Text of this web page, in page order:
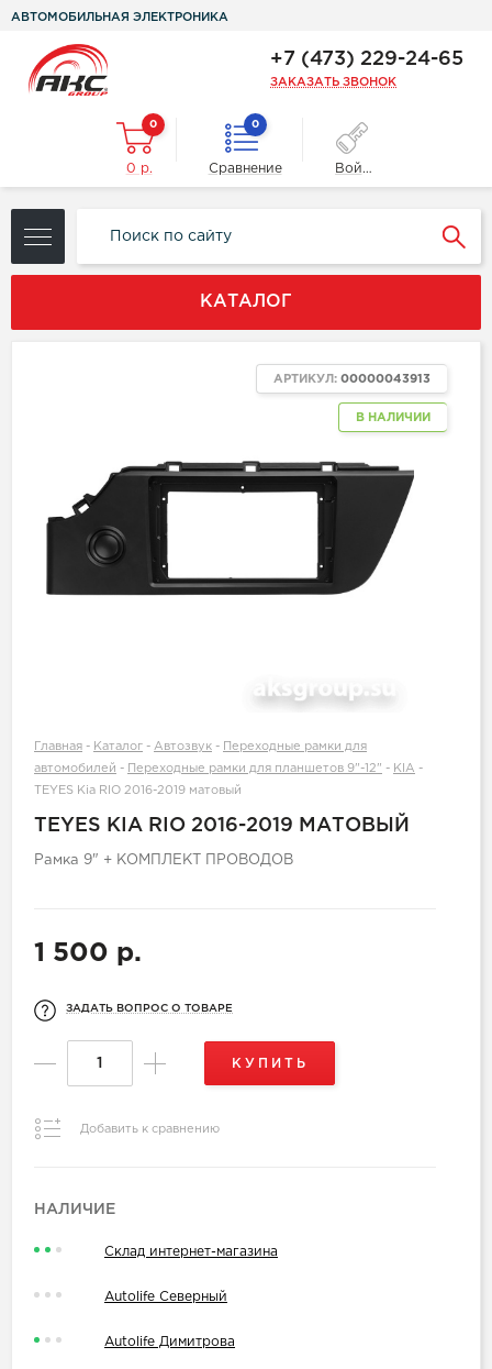
АВТОМОБИЛЬНАЯ ЭЛЕКТРОНИКА
+7 (473) 229-24-65
ЗАКАЗАТЬ ЗВОНОК
0
0 р.
0
Сравнение Войти
КАТАЛОГ
В НАЛИЧИИ
АРТИКУЛ: 00000043913
Главная - Каталог - Автозвук -
Переходные рамки для
автомобилей - Переходные рамки для планшетов 9"-12" - KIA -
TEYES Kia RIO 2016-2019 матовый
TEYES KIA RIO 2016-2019 МАТОВЫЙ
Рамка 9" + КОМПЛЕКТ ПРОВОДОВ
1 500 р.
ЗАДАТЬ ВОПРОС О ТОВАРЕ
КУПИТЬ
Добавить к сравнению
НАЛИЧИЕ
Склад интернет-магазина
Autolife Северный
Autolife Димитрова